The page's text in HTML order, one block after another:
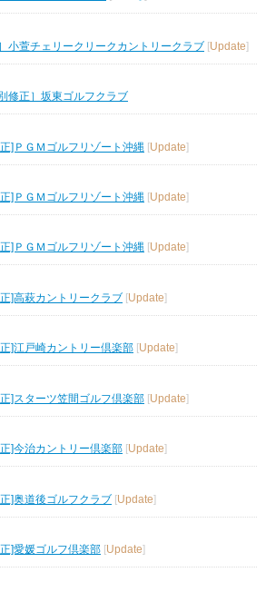
小萱チェリークリークカントリークラブ [Update]
修正］坂東ゴルフクラブ
]ＰＧＭゴルフリゾート沖縄 [Update]
]ＰＧＭゴルフリゾート沖縄 [Update]
]ＰＧＭゴルフリゾート沖縄 Update
]高萩カントリークラブ [Update]
]江戸崎カントリー倶楽部 Update
]スターツ笠間ゴルフ倶楽部 [Update]
]今治カントリー倶楽部 Update
]奥道後ゴルフクラブ [Update]
]愛媛ゴルフ倶楽部 Update